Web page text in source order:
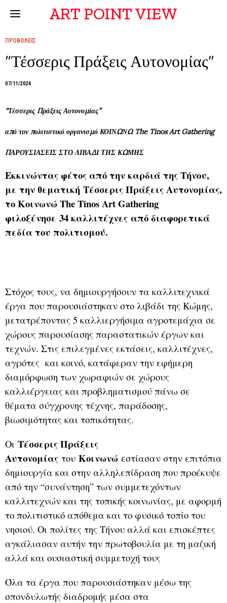
ART POINT VIEW
ΠΡΟΒΟΛΕΙΣ
“Τέσσερις Πράξεις Αυτονομίας”
07/11/2024
“Τέσσερις Πράξεις Αυτονομίας”
από τον πολιτιστικό οργανισμό ΚΟΙΝΩΝΩ The Tinos Art Gathering
ΠΑΡΟΥΣΙΑΣΕΙΣ ΣΤΟ ΛΙΒΑΔΙ ΤΗΣ ΚΩΜΗΣ
Εκκινώντας φέτος από την καρδιά της Τήνου,
με την θεματική Τέσσερις Πράξεις Αυτονομίας,
το Κοινωνώ Τhe Tinos Art Gathering
φιλοξένησε 34 καλλιτέχνες από διαφορετικά
πεδία του πολιτισμού.
Στόχος τους, να δημιουργήσουν τα καλλιτεχνικά
έργα που παρουσιάστηκαν στο λιβάδι της Κώμης,
μετατρέποντας 5 καλλιεργήσιμα αγροτεμάχια σε
χώρους παρουσίασης παραστατικών έργων και
τεχνών. Στις επιλεγμένες εκτάσεις, καλλιτέχνες,
αγρότες και κοινό, κατάφεραν την εφήμερη
διαμόρφωση των χωραφιών σε χώρους
καλλιέργειας και προβληματισμού πάνω σε
θέματα σύγχρονης τέχνης, παράδοσης,
βιωσιμότητας και τοπικότητας.
Οι Τέσσερις Πράξεις
Αυτονομίας του Κοινωνώ εστίασαν στην επιτόπια
δημιουργία και στην αλληλεπίδραση που προέκυψε
από την “συνάντηση” των συμμετεχόντων
καλλιτεχνών και της τοπικής κοινωνίας, με αφορμή
το πολιτιστικό απόθεμα και το φυσικό τοπίο του
νησιού. Οι πολίτες της Τήνου αλλά και επισκέπτες
αγκάλιασαν αυτήν την πρωτοβουλία με τη μαζική
αλλά και ουσιαστική συμμετοχή τους
Όλα τα έργα που παρουσιάστηκαν μέσω της
σπονδυλωτής διαδρομής μέσα στα